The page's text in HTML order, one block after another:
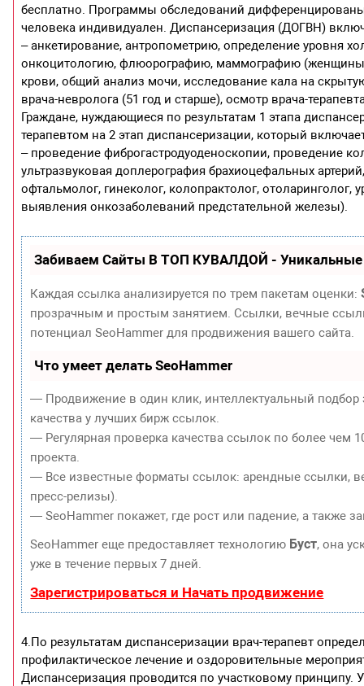
бесплатно. Программы обследований
человека индивидуален. Диспансеризация (ДОГВН)
– анкетирование, антропометрию, определение уровня
онкоцитологию, флюорографию, маммографию (женщины
крови, общий анализ мочи, исследование кала на
врача-невролога (51 год и старше), осмотр врача-
Граждане, нуждающиеся по результатам 1 этапа
терапевтом на 2 этап диспансеризации, который
– проведение фиброгастродуоденоскопии, проведение
ультразвуковая доплерография брахиоцефальных
офтальмолог, гинеколог, колопрактолог,
выявления онкозаболеваний предстательной железы).
Забиваем Сайты В ТОП КУВАЛДОЙ - Уникальные
Каждая ссылка анализируется по трем пакетам оценки:
прозрачным и простым занятием. Ссылки, вечные
потенциал SeoHammer для продвижения вашего сайта.
Что умеет делать SeoHammer
— Продвижение в один клик, интеллектуальный
качества у лучших бирж ссылок.
— Регулярная проверка качества ссылок по более чем
проекта.
— Все известные форматы ссылок: арендные ссылки,
пресс-релизы).
— SeoHammer покажет, где рост или падение, а также
SeoHammer еще предоставляет технологию Буст, она
уже в течение первых 7 дней.
Зарегистрироваться и Начать продвижение
4.По результатам диспансеризации врач-терапевт
профилактическое лечение и оздоровительные
Диспансеризация проводится по участковому